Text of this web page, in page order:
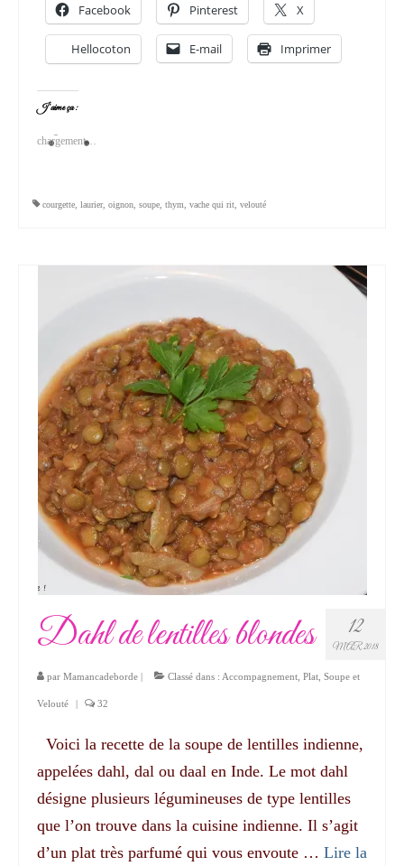
Facebook Pinterest X
Hellocoton E-mail Imprimer
J’aime ça :
chargement…
courgette laurier, oignon soupe thym vache qui rit velouté
12
MAR 2018
Dahl de lentilles blondes
par Mamancadeborde | Classé dans : Accompagnement Plat Soupe et
Velouté | 32
Voici la recette de la soupe de lentilles indienne,
appelées dahl, dal ou daal en Inde. Le mot dahl
désigne plusieurs légumineuses de type lentilles
que l’on trouve dans la cuisine indienne. Il s’agit
d’un plat très parfumé qui vous envoute … Lire la